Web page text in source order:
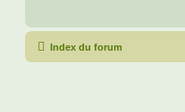
Index du forum